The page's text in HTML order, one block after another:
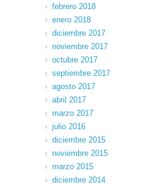
febrero 2018
enero 2018
diciembre 2017
noviembre 2017
octubre 2017
septiembre 2017
agosto 2017
abril 2017
marzo 2017
julio 2016
diciembre 2015
noviembre 2015
marzo 2015
diciembre 2014